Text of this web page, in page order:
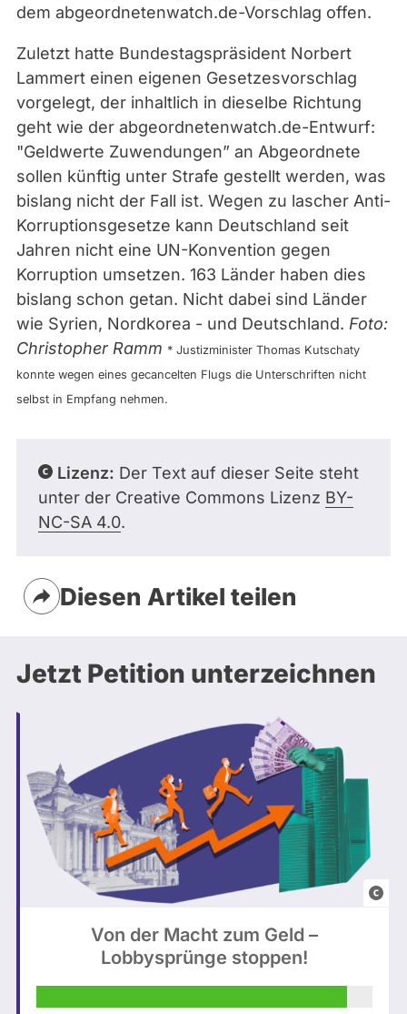
dem abgeordnetenwatch.de-Vorschlag offen.
Zuletzt hatte Bundestagspräsident Norbert
Lammert einen eigenen Gesetzesvorschlag
vorgelegt, der inhaltlich in dieselbe Richtung
geht wie der abgeordnetenwatch.de-Entwurf:
"Geldwerte Zuwendungen” an Abgeordnete
sollen künftig unter Strafe gestellt werden, was
bislang nicht der Fall ist. Wegen zu lascher Anti-
Korruptionsgesetze kann Deutschland seit
Jahren nicht eine UN-Konvention gegen
Korruption umsetzen. 163 Länder haben dies
bislang schon getan. Nicht dabei sind Länder
wie Syrien, Nordkorea - und Deutschland. Foto:
Christopher Ramm * Justizminister Thomas Kutschaty
konnte wegen eines gecancelten Flugs die Unterschriften nicht
selbst in Empfang nehmen.
Lizenz: Der Text auf dieser Seite steht
unter der Creative Commons Lizenz BY-
NC-SA 4.0.
Diesen Artikel teilen
Jetzt Petition unterzeichnen
B
Von der Macht zum Geld –
Lobbysprünge stoppen!